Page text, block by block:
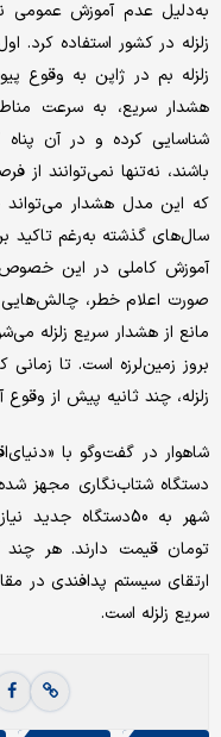
به‌دلیل عدم آموزش عمومی
زلزله بم در ژاپن به وقوع
هشدار سریع، به سرعت
شناسایی کرده و در آن پناه
باشند، نه‌تنها نمی‌توانند از
که این مدل هشدار می‌تواند
سال‌های گذشته به‌رغم تاکید بر
آموزش کاملی در این
صورت اعلام خطر، چالش‌هایی
مانع از هشدار سریع زلزله
بروز زمین‌لرزه است. تا
زلزله، چند ثانیه پیش از
شاهوار در گفت‌وگو با
دستگاه شتاب‌نگاری مجهز
تومان قیمت دارند. هر چند
ارتقای سیستم پدافندی در
سریع زلزله است.